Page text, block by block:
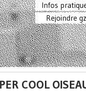
Infos
Rejoindre gz
COOL